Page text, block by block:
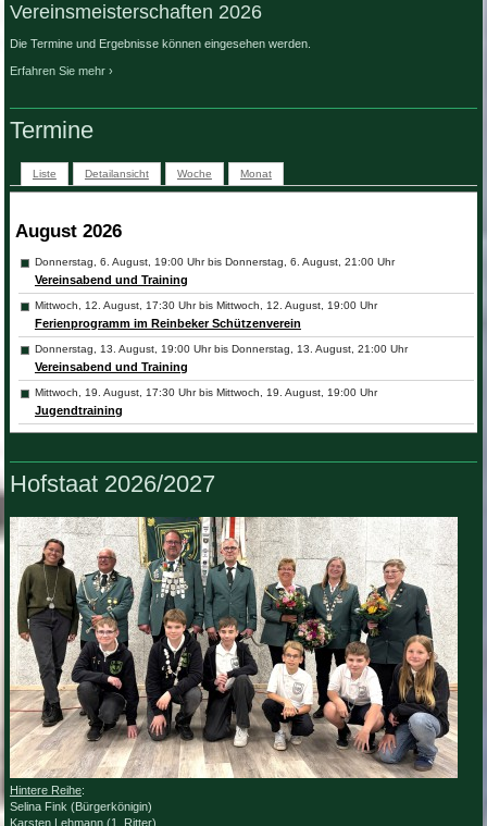
Vereinsmeisterschaften 2026
Die Termine und Ergebnisse können eingesehen werden.
Erfahren Sie mehr
Termine
Liste Detailansicht Woche Monat
August 2026
Donnerstag, 6. August, 19:00 Uhr bis Donnerstag, 6. August, 21:00 Uhr
Vereinsabend und Training
Mittwoch, 12. August, 17:30 Uhr bis Mittwoch, 12. August, 19:00 Uhr
Ferienprogramm im Reinbeker Schützenverein
Donnerstag, 13. August, 19:00 Uhr bis Donnerstag, 13. August, 21:00 Uhr
Vereinsabend und Training
Mittwoch, 19. August, 17:30 Uhr bis Mittwoch, 19. August, 19:00 Uhr
Jugendtraining
Donnerstag, 20. August, 19:00 Uhr bis Donnerstag, 20. August, 21:00 Uhr
Mittwoch, 26. August, 17:30 Uhr bis Mittwoch, 26. August, 19:00 Uhr
Donnerstag, 27. August, 19:00 Uhr bis Donnerstag, 27. August, 21:00 Uhr
Vereinsabend und Training
September 2026
Mittwoch, 2. September, 17:30 Uhr bis Mittwoch, 2. September, 19:00 Uhr
Jugendtraining
Donnerstag, 3. September, 19:00 Uhr bis Donnerstag, 3. September, 21:00 Uhr
Vereinsabend und Training
Mittwoch, 9. September, 17:30 Uhr bis Mittwoch, 9. September, 19:00 Uhr
Jugendtraining
Donnerstag, 10. September, 19:00 Uhr bis Donnerstag, 10. September, 21:00 Uhr
Vereinsabend und Training
Mittwoch, 16. September, 17:30 Uhr bis Mittwoch, 16. September, 19:00 Uhr
Jugendtraining
Hofstaat 2026/2027
Hintere Reihe:
Selina Fink (Bürgerkönigin)
Karsten Lehmann (1. Ritter)